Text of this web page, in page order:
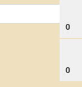
0
0